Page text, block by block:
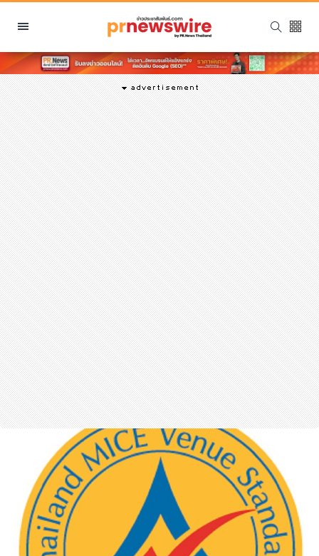
หมวดหมู่
พีอาร์ นิวส์ไวร์
สินค้า, บริการ
โปรโมชั่น
งานอีเว้นท์
รีวิว
บันเทิง
นักแสดง, นักร้อง, โมเดล
อินฟลูเอนเซอร์
ไลฟ์สไตล์
ความงาม
แฟชั่น
สุขภาพ
กีฬา
อาหาร, เครื่องดื่ม
ท่องเที่ยว
โรงแรม, ที่พัก
บ้าน, คอนโด, อสังหาฯ
ประกัน
สัตว์เลี้ยง
ไอที
โทรศัพท์มือถือ